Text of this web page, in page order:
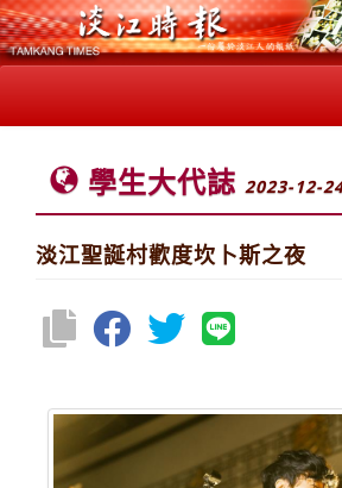
學生大代誌 2023-12-
淡江聖誕村歡度坎卜斯之夜